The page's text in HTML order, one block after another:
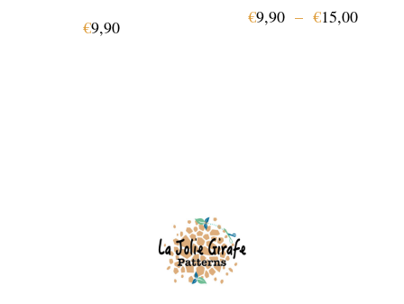
€9,90 €9,90 – €15,00